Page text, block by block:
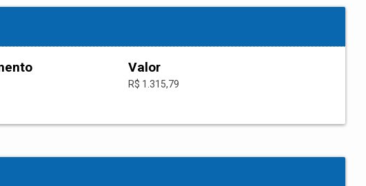
Valor
R$ 1.315,79